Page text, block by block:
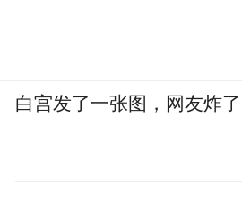
白宫发了一张图，网友炸了